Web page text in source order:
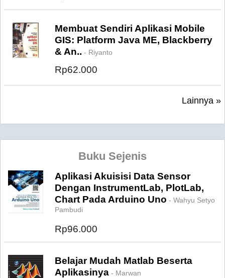
Membuat Sendiri Aplikasi Mobile
GIS: Platform Java ME, Blackberry
& An.. - Riyanto
Rp62.000
Lainnya »
Buku Sejenis
Aplikasi Akuisisi Data Sensor
Dengan InstrumentLab, PlotLab,
Chart Pada Arduino Uno - Wahyu Setyo
Pambudi
Rp96.000
Belajar Mudah Matlab Beserta
Aplikasinya - Marwan